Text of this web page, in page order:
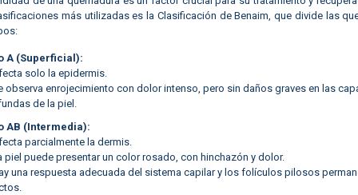
más utilizadas es la Clasificación de Benaim, que divide las
A (Superficial):
solo la epidermis.
observa enrojecimiento con dolor intenso, pero sin daños graves en las
de la piel.
AB (Intermedia):
parcialmente la dermis.
piel puede presentar un color rosado, con hinchazón y dolor.
una respuesta adecuada del sistema capilar y los folículos pilosos